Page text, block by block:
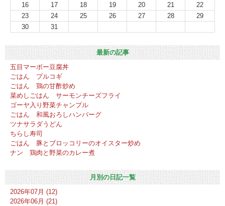
16
17 18 19 20 21
22
23
24 25 26 27 28
29
30
31
最新の記事
五目マーボー豆腐丼
ごはん プルコギ
ごはん 鶏の甘酢炒め
菜めしごはん サーモンチーズフライ
ゴーヤ入り野菜チャンプル
ごはん 和風おろしハンバーグ
ツナサラダうどん
ちらし寿司
ごはん 豚とブロッコリーのオイスター炒め
ナン 鶏肉と野菜のカレー煮
月別の日記一覧
2026年07月 (12)
2026年06月 (21)